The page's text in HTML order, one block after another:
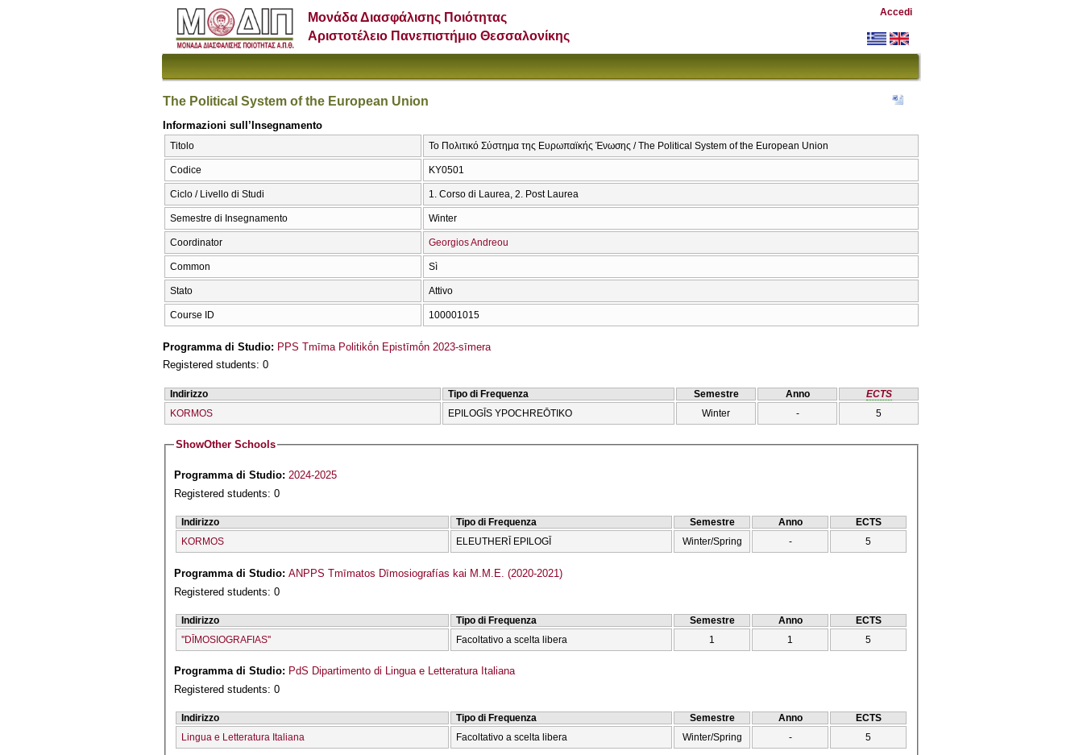
Μονάδα Διασφάλισης Ποιότητας
Αριστοτέλειο Πανεπιστήμιο Θεσσαλονίκης
Accedi
The Political System of the European Union
Informazioni sull’Insegnamento
Titolo Το Πολιτικό Σύστημα της Ευρωπαϊκής Ένωσης / The Political System of the European Union
Codice ΚΥ0501
Ciclo / Livello di Studi 1. Corso di Laurea, 2. Post Laurea
Semestre di Insegnamento Winter
Coordinator Georgios Andreou
Common Sì
Stato Attivo
Course ID 100001015
Programma di Studio: PPS Tmīma Politikṓn Epistīmṓn 2023-sīmera
Registered students: 0
Indirizzo Tipo di Frequenza Semestre Anno
ECTS
KORMOS
EPILOGĪS YPOCΗREŌTIKO Winter - 5
ShowOther Schools
Programma di Studio:2024-2025
Registered students: 0
Indirizzo Tipo di Frequenza Semestre Anno
ECTS
KORMOS
ELEUTHERĪ EPILOGĪ Winter/Spring - 5
Programma di Studio:ANPPS Tmīmatos Dīmosiografías kai M.M.E. (2020-2021)
Registered students: 0
Indirizzo Tipo di Frequenza Semestre Anno
ECTS
''DĪMOSIOGRAFIAS''
Facoltativo a scelta libera 1 1 5
Programma di Studio: PdS Dipartimento di Lingua e Letteratura Italiana
Registered students: 0
Indirizzo Tipo di Frequenza Semestre Anno
ECTS
Lingua e Letteratura Italiana
Facoltativo a scelta libera Winter/Spring - 5